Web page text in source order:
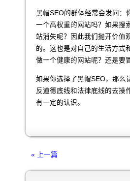
黑帽SEO的群体经常会发问：
一个高权重的网站吗？如果搜
站消失呢？因此我们抛开价值
的。这也是对自己的生活方式
做一个健康的网站呢？还是要
如果你选择了黑帽SEO，那么
反道德底线和法律底线的去操
有一定的认识。
« 上一篇